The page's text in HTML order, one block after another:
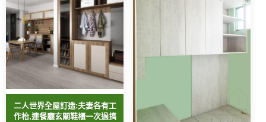
二人世界全屋訂造:夫妻各有工
作枱,連餐廳玄關鞋櫃一次過搞